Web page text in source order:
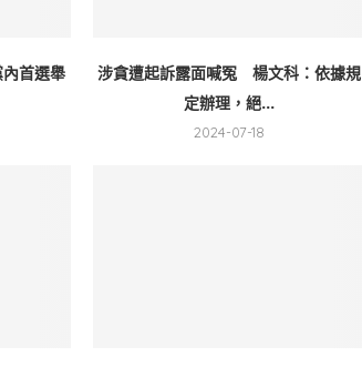
內首選舉
涉貪遭起訴露面喊冤 楊文科：依據規
定辦理，絕...
2024-07-18